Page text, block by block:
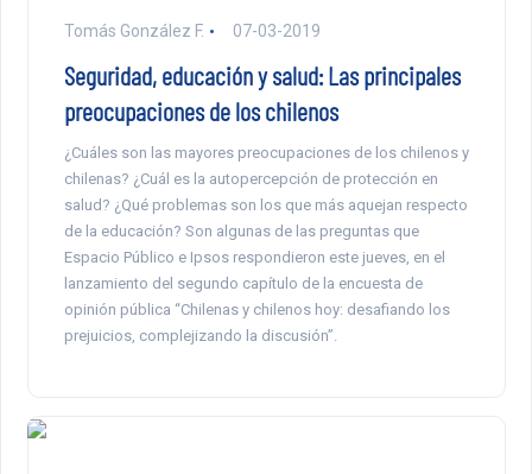
Tomás González F. 07-03-2019
Seguridad, educación y salud: Las principales
preocupaciones de los chilenos
¿Cuáles son las mayores preocupaciones de los chilenos y
chilenas? ¿Cuál es la autopercepción de protección en
salud? ¿Qué problemas son los que más aquejan respecto
de la educación? Son algunas de las preguntas que
Espacio Público e Ipsos respondieron este jueves, en el
lanzamiento del segundo capítulo de la encuesta de
opinión pública “Chilenas y chilenos hoy: desafiando los
prejuicios, complejizando la discusión”.